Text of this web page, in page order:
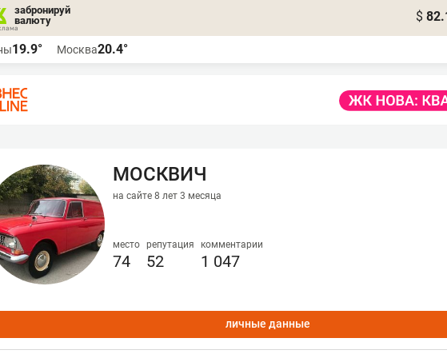
забронируй
валюту
$
19.9° Москва20.4°
МОСКВИЧ
на сайте 8 лет 3 месяца
место
74
репутация
52
комментарии
1 047
личные данные